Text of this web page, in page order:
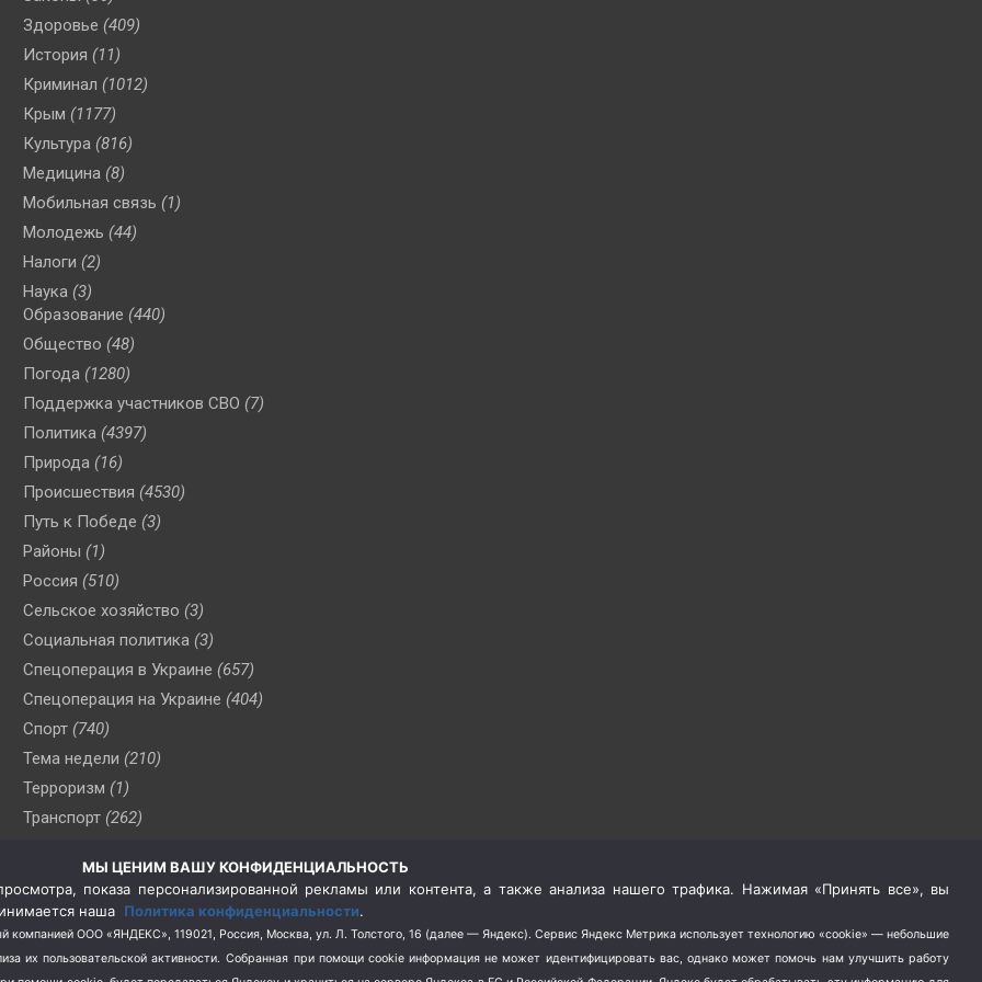
Здоровье (409)
История (11)
Криминал (1012)
Крым (1177)
Культура (816)
Медицина (8)
Мобильная связь (1)
Молодежь (44)
Налоги (2)
Наука (3)
Образование (440)
Общество (48)
Погода (1280)
Поддержка участников СВО (7)
Политика (4397)
Природа (16)
Происшествия (4530)
Путь к Победе (3)
Районы (1)
Россия (510)
Сельское хозяйство (3)
Социальная политика (3)
Спецоперация в Украине (657)
Спецоперация на Украине (404)
Спорт (740)
Тема недели (210)
Терроризм (1)
Транспорт (262)
(76)
Цены (2)
Школа и спорт (2)
Экология (8)
МЫ ЦЕНИМ ВАШУ КОНФИДЕНЦИАЛЬНОСТЬ
показа персонализированной рекламы или контента, а также анализа нашего трафика. Нажимая «Принять все», вы
наша Политика конфиденциальности.
компанией ООО «ЯНДЕКС», 119021, Россия, Москва, ул. Л. Толстого, 16 (далее — Яндекс). Сервис Яндекс Метрика использует технологию «cookie» — небольшие
их пользовательской активности. Собранная при помощи cookie информация не может идентифицировать вас, однако может помочь нам улучшить работу